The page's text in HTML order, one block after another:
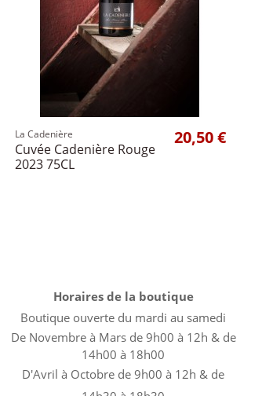
La Cadenière
Cuvée Cadenière Rouge
2023 75CL
20,50 €
Horaires de la boutique
Boutique ouverte du mardi au samedi
De Novembre à Mars de 9h00 à 12h & de
14h00 à 18h00
D'Avril à Octobre de 9h00 à 12h & de